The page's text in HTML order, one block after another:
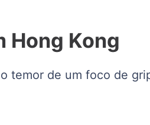
Hong Kong
temor de um foco de